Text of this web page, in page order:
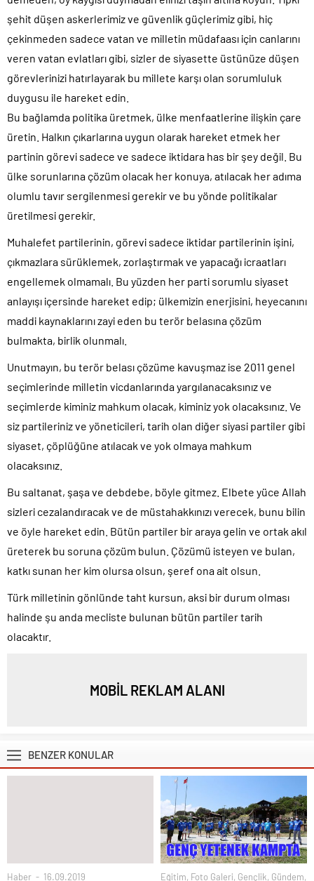
şehit düşen askerlerimiz ve güvenlik güçlerimiz gibi, hiç
çekinmeden sadece vatan ve milletin müdafaası için canlarını
veren vatan evlatları gibi, sizler de siyasette üstünüze düşen
görevlerinizi hatırlayarak bu millete karşı olan sorumluluk
duygusu ile hareket edin.
Bu bağlamda politika üretmek, ülke menfaatlerine ilişkin çare
üretin. Halkın çıkarlarına uygun olarak hareket etmek her
partinin görevi sadece ve sadece iktidara has bir şey değil. Bu
ülke sorunlarına çözüm olacak her konuya, atılacak her adıma
olumlu tavır sergilenmesi gerekir ve bu yönde politikalar
üretilmesi gerekir.
Muhalefet partilerinin, görevi sadece iktidar partilerinin işini,
çıkmazlara sürüklemek, zorlaştırmak ve yapacağı icraatları
engellemek olmamalı. Bu yüzden her parti sorumlu siyaset
anlayışı içersinde hareket edip; ülkemizin enerjisini, heyecanını
maddi kaynaklarını zayi eden bu terör belasına çözüm
bulmakta, birlik olunmalı.
Unutmayın, bu terör belası çözüme kavuşmaz ise 2011 genel
seçimlerinde milletin vicdanlarında yargılanacaksınız ve
seçimlerde kiminiz mahkum olacak, kiminiz yok olacaksınız. Ve
siz partileriniz ve yöneticileri, tarih olan diğer siyasi partiler gibi
siyaset, çöplüğüne atılacak ve yok olmaya mahkum
olacaksınız.
Bu saltanat, şaşa ve debdebe, böyle gitmez. Elbete yüce Allah
sizleri cezalandıracak ve de müstahakkınızı verecek, bunu bilin
ve öyle hareket edin. Bütün partiler bir araya gelin ve ortak akıl
üreterek bu soruna çözüm bulun. Çözümü isteyen ve bulan,
katkı sunan her kim olursa olsun, şeref ona ait olsun.
Türk milletinin gönlünde taht kursun, aksi bir durum olması
halinde şu anda mecliste bulunan bütün partiler tarih
olacaktır.
MOBİL REKLAM ALANI
BENZER KONULAR
Haber 16.09.2019 Eğitim, Foto Galeri, Gençlik, Gündem,